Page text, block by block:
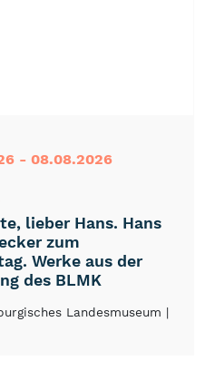
- 08.08.2026
lieber Hans. Hans
zum
Werke aus der
des BLMK
Landesmuseum |